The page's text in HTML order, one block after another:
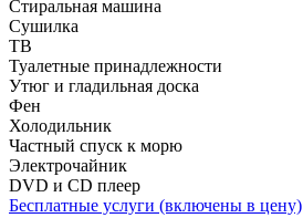
Стиральная машина
Сушилка
ТВ
Туалетные принадлежности
Утюг и гладильная доска
Фен
Холодильник
Частный спуск к морю
Электрочайник
DVD и CD плеер
Бесплатные услуги (включены в цену)